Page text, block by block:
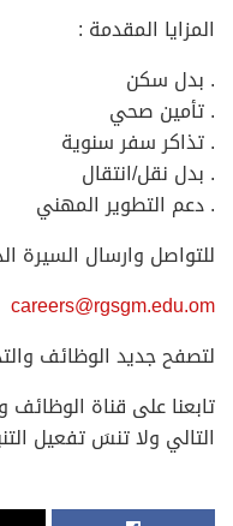
المزايا المقدمة :
. بدل سكن
. تأمين صحي
. تذاكر سفر سنوية
. بدل نقل/انتقال
. دعم التطوير المهني
للتواصل وارسال السيرة
careers@rgsgm.edu.om
لتصفح جديد الوظائف
تابعنا على قناة الوظائف
التالي ولا تنسَ تفعيل